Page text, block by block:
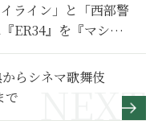
ライン」と「西部警
ER34』を『マシン
に再塗装！（後編）
らシネマ歌舞伎
で